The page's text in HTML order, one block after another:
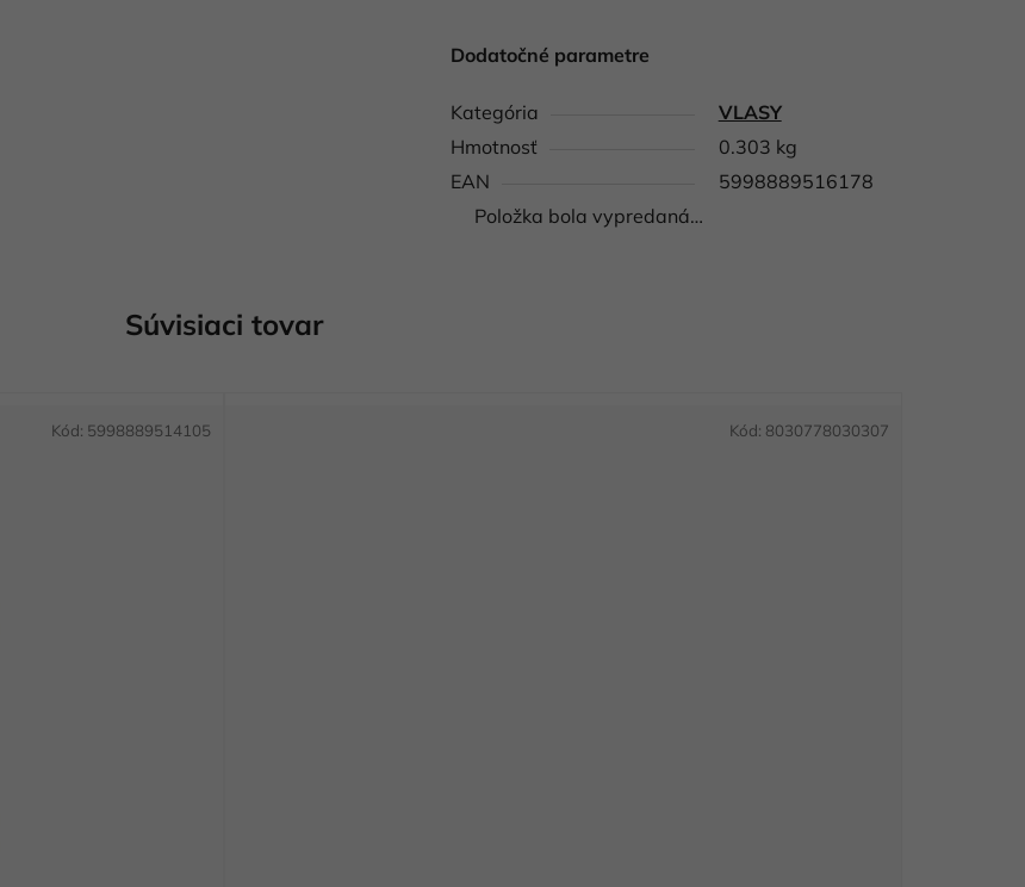
Dodatočné parametre
Kategória
VLASY
Hmotnosť
0.303 kg
EAN
5998889516178
Položka bola vypredaná…
Súvisiaci tovar
Kód: 5998889514105 Kód: 8030778030307